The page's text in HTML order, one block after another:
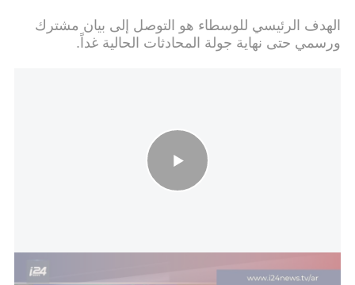
الهدف الرئيسي للوسطاء هو التوصل إلى بيان مشترك
ورسمي حتى نهاية جولة المحادثات الحالية غداً.
والجيش الإسرائيلي يهاجم عناصر من حزب الله